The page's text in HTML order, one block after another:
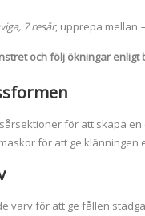
7 resår, upprepa mellan –
och följ ökningar
för att skapa en
för att ge klänningen
varv för att ge fållen